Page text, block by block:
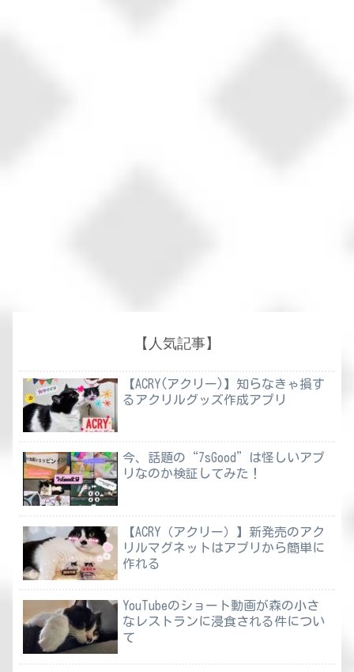
【人気記事】
【ACRY(アクリー)】知らなきゃ損す
るアクリルグッズ作成アプリ
今、話題の“7sGood”は怪しいアプ
リなのか検証してみた！
【ACRY（アクリー）】新発売のアク
リルマグネットはアプリから簡単に
作れる
YouTubeのショート動画が森の小さ
なレストランに浸食される件につい
て